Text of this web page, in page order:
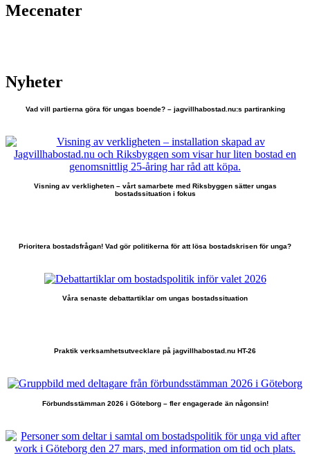
Mecenater
Nyheter
Vad vill partierna göra för ungas boende? – jagvillhabostad.nu:s partiranking
Visning av verkligheten – vårt samarbete med Riksbyggen sätter ungas
bostadssituation i fokus
Prioritera bostadsfrågan! Vad gör politikerna för att lösa bostadskrisen för unga?
Våra senaste debattartiklar om ungas bostadssituation
Praktik verksamhetsutvecklare på jagvillhabostad.nu HT-26
Förbundsstämman 2026 i Göteborg – fler engagerade än någonsin!